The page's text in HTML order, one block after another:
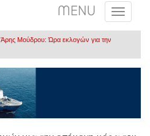
MENU
Άρης Μούδρου: Ώρα εκλογών για την